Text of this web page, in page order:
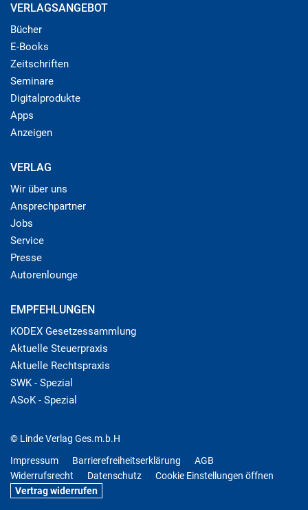
VERLAGSANGEBOT
Bücher
E-Books
Zeitschriften
Seminare
Digitalprodukte
Apps
Anzeigen
VERLAG
Wir über uns
Ansprechpartner
Jobs
Service
Presse
Autorenlounge
EMPFEHLUNGEN
KODEX Gesetzessammlung
Aktuelle Steuerpraxis
Aktuelle Rechtspraxis
SWK - Spezial
ASoK - Spezial
© Linde Verlag Ges.m.b.H
Impressum
Barrierefreiheitserklärung
AGB
Widerrufsrecht
Datenschutz
Cookie Einstellungen öffnen
Vertrag widerrufen